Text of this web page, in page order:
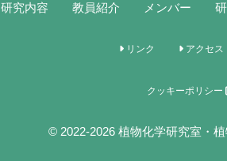
研究内容 教員紹介 メンバー
リンク アクセス
クッキーポリシー
© 2022-2026 植物化学研究室・